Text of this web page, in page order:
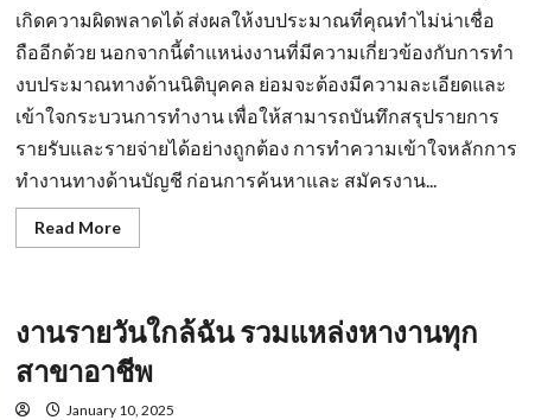
เกิดความผิดพลาดได้ ส่งผลให้งบประมาณที่คุณทำไม่น่าเชื่อ
ถืออีกด้วย นอกจากนี้ตำแหน่งงานที่มีความเกี่ยวข้องกับการทำ
งบประมาณทางด้านนิติบุคคล ย่อมจะต้องมีความละเอียดและ
เข้าใจกระบวนการทำงาน เพื่อให้สามารถบันทึกสรุปรายการ
รายรับและรายจ่ายได้อย่างถูกต้อง การทำความเข้าใจหลักการ
ทำงานทางด้านบัญชี ก่อนการค้นหาและ สมัครงาน...
Read MoreRead
more
มี
พื้น
ฐาน
ความ
ทาง
งานรายวันใกล้ฉัน รวมแหล่งหางานทุก
สาขาอาชีพ
January 10, 2025